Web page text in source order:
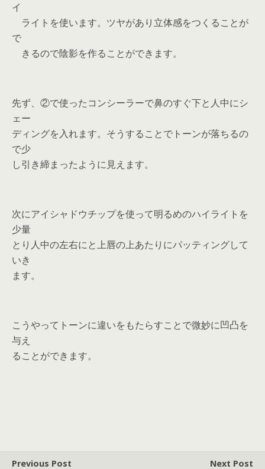
イ
ライトを使います。ツヤがあり立体感をつくることが
で
きるので陰影を作ることができます。
先ず、②で使ったコンシーラーで鼻のすぐ下と人中にシ
ェー
ディングを入れます。そうすることでトーンが落ちるの
で少
し引き締まったように見えます。
次にアイシャドウチップを使って明るめのハイライトを
少量
とり人中の左右にと上唇の上あたりにパッティングして
いき
ます。
こうやってトーンに違いをもたらすことで微妙に凹凸を
与え
ることができます。
Previous Post Next Post